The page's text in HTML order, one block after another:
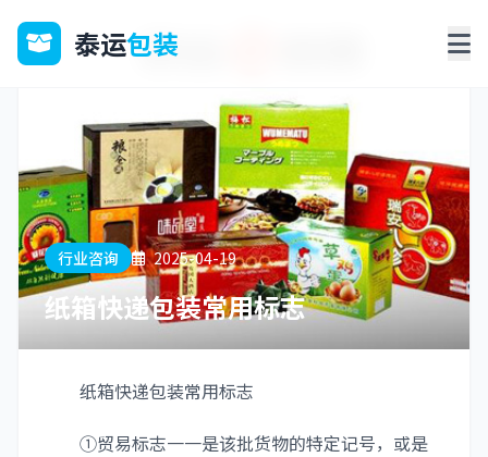
泰运包装
行业咨询 2025-04-19
纸箱快递包装常用标志
纸箱快递包装常用标志
①贸易标志一一是该批货物的特定记号，或是